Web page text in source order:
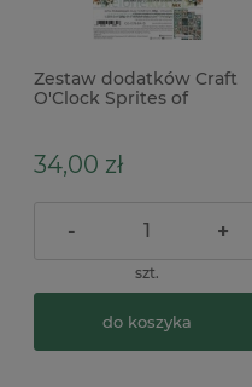
Zestaw dodatków Craft
O'Clock Sprites of
34,00 zł
- +
szt.
do koszyka